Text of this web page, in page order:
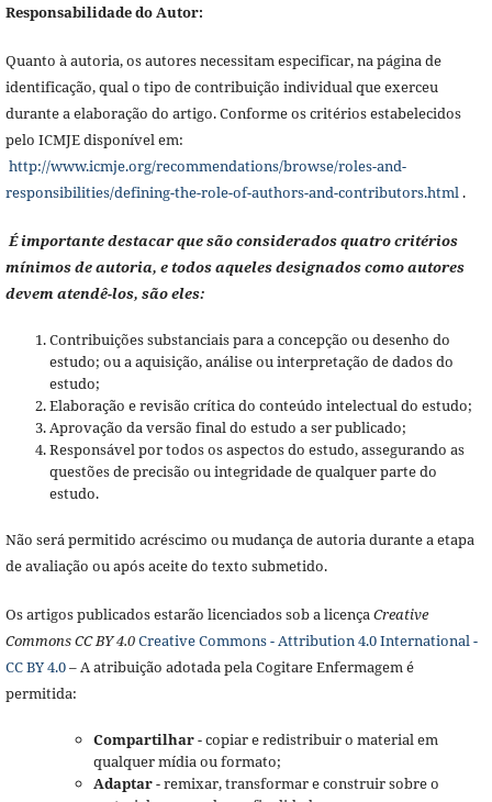
Responsabilidade do Autor:
Quanto à autoria, os autores necessitam especificar, na página de
identificação, qual o tipo de contribuição individual que exerceu
durante a elaboração do artigo. Conforme os critérios estabelecidos
pelo ICMJE disponível em:
http://www.icmje.org/recommendations/browse/roles-and-
responsibilities/defining-the-role-of-authors-and-contributors.html.
É importante destacar que são considerados quatro critérios
mínimos de autoria, e todos aqueles designados como autores
devem atendê-los, são eles:
Contribuições substanciais para a concepção ou desenho do
estudo; ou a aquisição, análise ou interpretação de dados do
estudo;
Elaboração e revisão crítica do conteúdo intelectual do estudo;
Aprovação da versão final do estudo a ser publicado;
Responsável por todos os aspectos do estudo, assegurando as
questões de precisão ou integridade de qualquer parte do
estudo.
Não será permitido acréscimo ou mudança de autoria durante a etapa
de avaliação ou após aceite do texto submetido.
Os artigos publicados estarão licenciados sob a licençaCreative
Commons CC BY 4.0Creative Commons - Attribution 4.0 International -
CC BY 4.0– A atribuição adotada pela Cogitare Enfermagem é
permitida:
Compartilhar- copiar e redistribuir o material em
qualquer mídia ou formato;
Adaptar- remixar, transformar e construir sobre o